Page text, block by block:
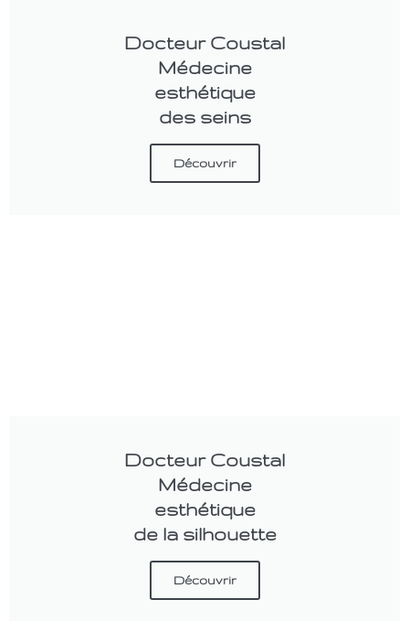
Docteur Coustal
Médecine
esthétique
des seins
Découvrir
Docteur Coustal
Médecine
esthétique
de la silhouette
Découvrir